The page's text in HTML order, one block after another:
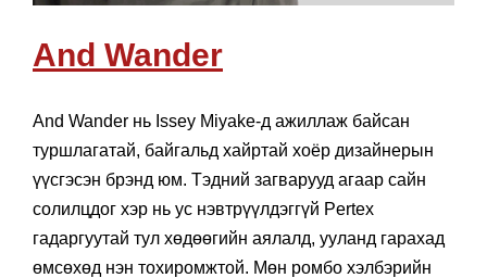
And Wander
And Wander нь Issey Miyake-д ажиллаж байсан
туршлагатай, байгальд хайртай хоёр дизайнерын
үүсгэсэн брэнд юм. Тэдний загварууд агаар сайн
солилцдог хэр нь ус нэвтрүүлдэггүй Pertex
гадаргуутай тул хөдөөгийн аялалд, ууланд гарахад
өмсөхөд нэн тохиромжтой. Мөн ромбо хэлбэрийн